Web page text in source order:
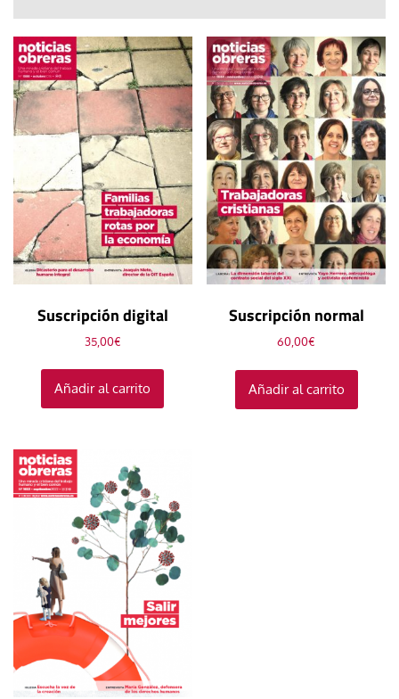
Suscripción digital
35,00€
Añadir al carrito
Suscripción normal
60,00€
Añadir al carrito